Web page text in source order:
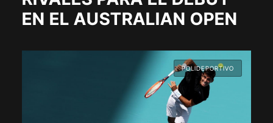
EN EL AUSTRALIAN OPEN
POLIDEPORTIVO